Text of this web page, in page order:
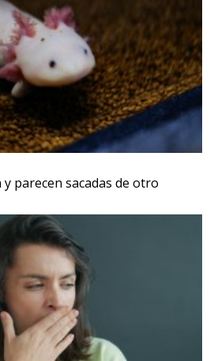
parecen sacadas de otro